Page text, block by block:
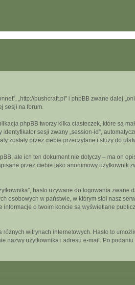
„http://bushcraft.pl” i phpBB zwane dalej
sesji na forum.
phpBB tworzy kilka ciasteczek, które są
sesji zwany „session-id”,
zostały przez ciebie przeczytane i służy do
ale ich ten dokument nie dotyczy – ma on
przez ciebie jako anonimowy użytkownik
hasło używane do logowania zwane
osobowych w państwie, w którym stoi nasz
o twoim koncie są wyświetlane
witrynach internetowych. Hasło to
nazwy użytkownika i adresu e-mail. Po